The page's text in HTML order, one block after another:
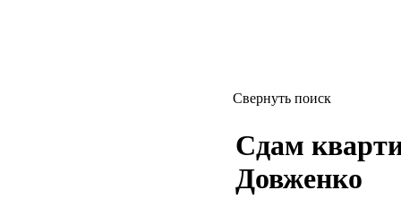
Свернуть поиск
Сдам
Довженко